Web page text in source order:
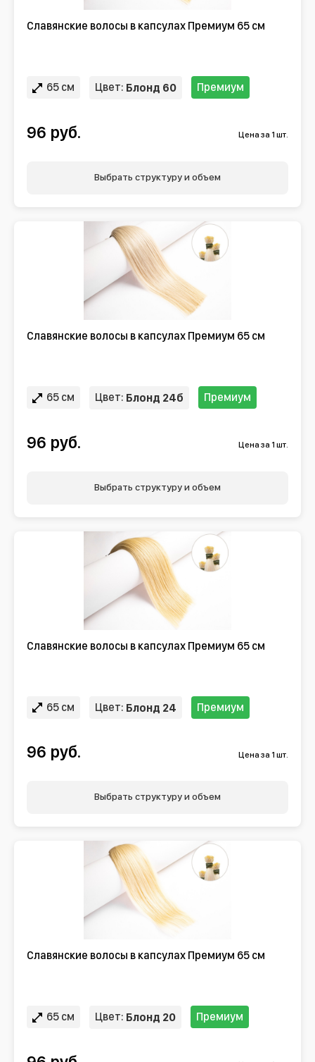
Славянские волосы в капсулах Премиум 65 см
65 см Цвет: Блонд 60 Премиум
96 руб. Цена за 1 шт.
Выбрать структуру и объем
Славянские волосы в капсулах Премиум 65 см
65 см Цвет: Блонд 24б Премиум
96 руб. Цена за 1 шт.
Выбрать структуру и объем
Славянские волосы в капсулах Премиум 65 см
65 см Цвет: Блонд 24 Премиум
96 руб. Цена за 1 шт.
Выбрать структуру и объем
Славянские волосы в капсулах Премиум 65 см
65 см Цвет: Блонд 20 Премиум